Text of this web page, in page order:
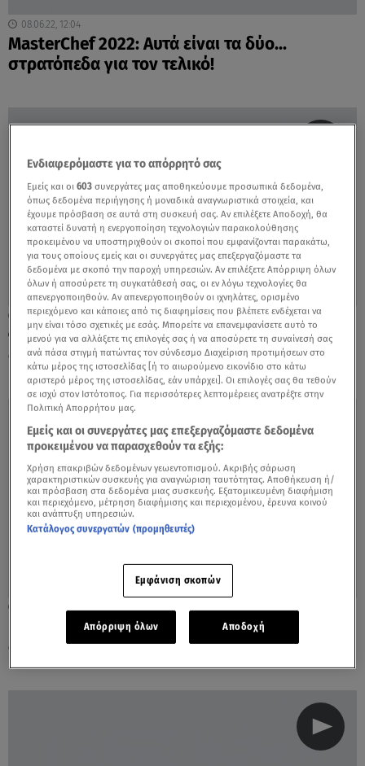
08.06.22, 12:04
MasterChef 2022: Αυτά είναι τα δύο...
στρατόπεδα για τον τελικό!
18.04.22, 12:01
Φανή: «Στα 19 μου αποδέχτηκα τη
σεξουαλικότητά μου»
Και 2η και 3η οικειοθελής αποχώρηση
σήμερα; Δείτε τι συνέβη!
Ενδιαφερόμαστε για το απόρρητό σας
Εμείς και οι603 συνεργάτες μας αποθηκεύουμε προσωπικά δεδομένα,
όπως δεδομένα περιήγησης ή μοναδικά αναγνωριστικά στοιχεία, και
έχουμε πρόσβαση σε αυτά στη συσκευή σας. Αν επιλέξετε Αποδοχή, θα
καταστεί δυνατή η ενεργοποίηση τεχνολογιών παρακολούθησης
προκειμένου να υποστηριχθούν οι σκοποί που εμφανίζονται παρακάτω,
για τους οποίους εμείς και οι συνεργάτες μας επεξεργαζόμαστε τα
δεδομένα με σκοπό την παροχή υπηρεσιών. Αν επιλέξετε Απόρριψη όλων
όλων ή αποσύρετε τη συγκατάθεσή σας, οι εν λόγω τεχνολογίες θα
απενεργοποιηθούν. Αν απενεργοποιηθούν οι ιχνηλάτες, ορισμένο
περιεχόμενο και κάποιες από τις διαφημίσεις που βλέπετε ενδέχεται να
μην είναι τόσο σχετικές με εσάς. Μπορείτε να επανεμφανίσετε αυτό το
μενού για να αλλάξετε τις επιλογές σας ή να αποσύρετε τη συναίνεσή σας
ανά πάσα στιγμή πατώντας τον σύνδεσμο Διαχείριση προτιμήσεων στο
κάτω μέρος της ιστοσελίδας [ή το αιωρούμενο εικονίδιο στο κάτω
αριστερό μέρος της ιστοσελίδας, εάν υπάρχει]. Οι επιλογές σας θα τεθούν
σε ισχύ στον Ιστότοπος. Για περισσότερες λεπτομέρειες ανατρέξτε στην
Πολιτική Απορρήτου μας.
Εμείς και οι συνεργάτες μας επεξεργαζόμαστε δεδομένα
προκειμένου να παρασχεθούν τα εξής:
Χρήση επακριβών δεδομένων γεωεντοπισμού. Ακριβής σάρωση
χαρακτηριστικών συσκευής για αναγνώριση ταυτότητας. Αποθήκευση ή/
και πρόσβαση στα δεδομένα μιας συσκευής. Εξατομικευμένη διαφήμιση
και περιεχόμενο, μέτρηση διαφήμισης και περιεχομένου, έρευνα κοινού
και ανάπτυξη υπηρεσιών.
Κατάλογος συνεργατών (προμηθευτές)
Εμφάνιση σκοπών
Απόρριψη όλων Αποδοχή